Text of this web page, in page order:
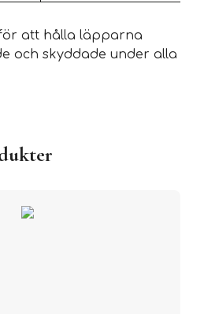
att hålla läpparna
och skyddade under alla